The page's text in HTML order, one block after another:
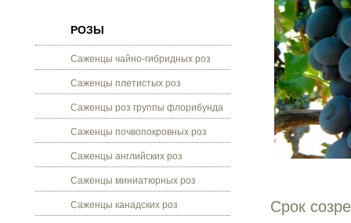
РОЗЫ
Саженцы чайно-гибридных роз
Саженцы плетистых роз
Саженцы роз группы флорибунда
Саженцы почвопокровных роз
Саженцы английских роз
Саженцы миниатюрных роз
Саженцы канадских роз Срок